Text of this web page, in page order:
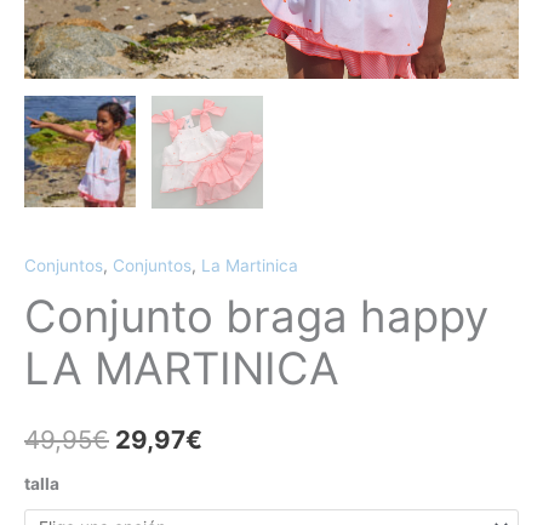
Conjuntos, Conjuntos, La Martinica
Conjunto braga happy
LA MARTINICA
49,95€ 29,97€
talla